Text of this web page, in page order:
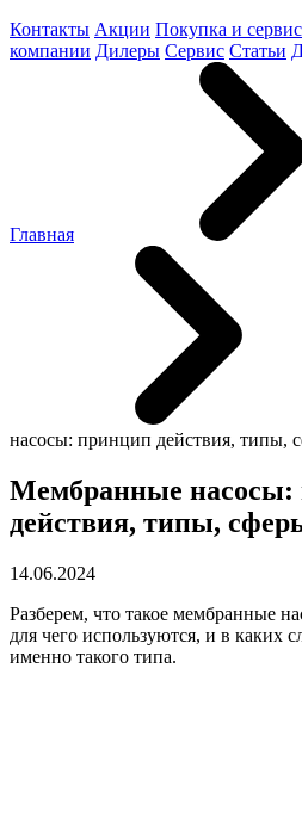
Контакты Акции Покупка и сервис
компании Дилеры Сервис Статьи
Главная
насосы: принцип действия, типы,
Мембранные насосы:
действия, типы,
14.06.2024
Разберем, что такое мембранные
для чего используются, и в каких
именно такого типа.